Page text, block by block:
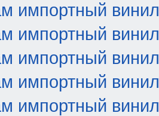
импортный винил
импортный винил
импортный винил
импортный винил
импортный винил